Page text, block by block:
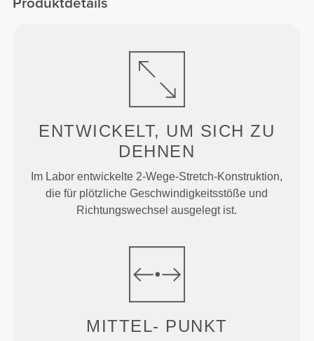
ENTWICKELT, UM SICH ZU
DEHNEN
Im Labor entwickelte 2-Wege-Stretch-Konstruktion,
die für plötzliche Geschwindigkeitsstöße und
Richtungswechsel ausgelegt ist.
MITTEL- PUNKT